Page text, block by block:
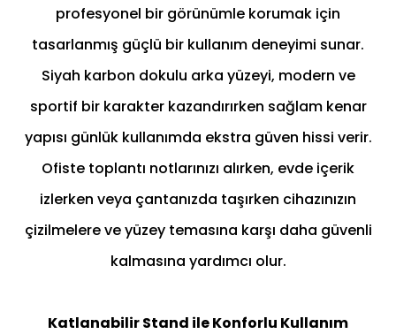
profesyonel bir görünümle korumak için
tasarlanmış güçlü bir kullanım deneyimi sunar.
Siyah karbon dokulu arka yüzeyi, modern ve
sportif bir karakter kazandırırken sağlam kenar
yapısı günlük kullanımda ekstra güven hissi verir.
Ofiste toplantı notlarınızı alırken, evde içerik
izlerken veya çantanızda taşırken cihazınızın
çizilmelere ve yüzey temasına karşı daha güvenli
kalmasına yardımcı olur.
Katlanabilir Stand ile Konforlu Kullanım